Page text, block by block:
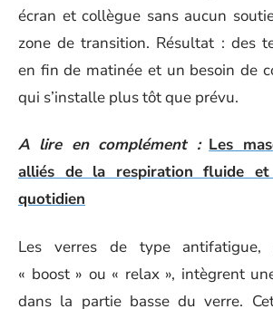
écran et collègue sans aucun
zone de transition. Résultat : des
en fin de matinée et un besoin de
qui s’installe plus tôt que prévu.
A lire en complément : Les
alliés de la respiration fluide
quotidien
Les verres de type antifatigue,
« boost » ou « relax », intègrent
dans la partie basse du verre.